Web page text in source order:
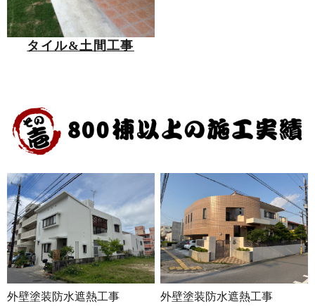
タイル&土間工事
外壁塗装防水遮熱工事 外壁塗装防水遮熱工事